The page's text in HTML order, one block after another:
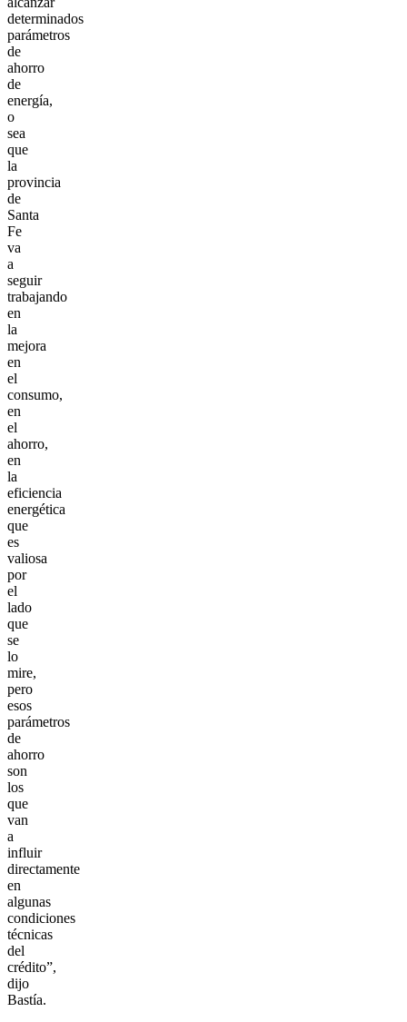
determinados
parámetros
de
ahorro
de
energía,
o
sea
que
la
provincia
de
Santa
Fe
va
a
seguir
trabajando
en
la
mejora
en
el
consumo,
en
el
ahorro,
en
la
eficiencia
energética
que
es
valiosa
por
el
lado
que
se
lo
mire,
pero
esos
parámetros
de
ahorro
son
los
que
van
a
influir
directamente
en
algunas
condiciones
técnicas
del
crédito”,
dijo
Bastía.